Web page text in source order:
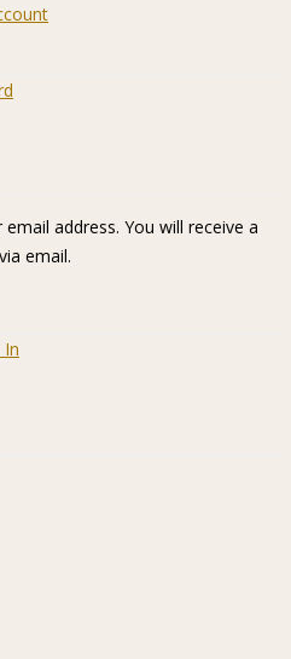
address. You will receive a
email.
In